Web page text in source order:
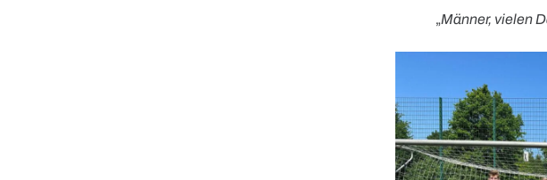
„Männer, vielen